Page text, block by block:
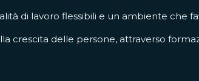
di lavoro flessibili e un ambiente che
crescita delle persone, attraverso